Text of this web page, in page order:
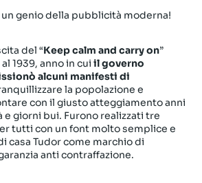
un genio della pubblicità moderna!
del “Keep calm and carry on”
1939, anno in cui il governo
alcuni manifesti di
la popolazione e
con il giusto atteggiamento anni
giorni bui. Furono realizzati tre
tutti con un font molto semplice e
casa Tudor come marchio di
anti contraffazione.